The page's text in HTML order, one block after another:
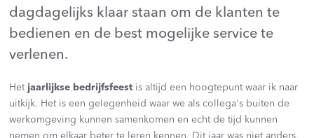
dagdagelijks klaar staan om de klanten te
bedienen en de best mogelijke service te
verlenen.
Hetjaarlijkse bedrijfsfeest is altijd een hoogtepunt waar ik naar
uitkijk. Het is een gelegenheid waar we als collega's buiten de
werkomgeving kunnen samenkomen en echt de tijd kunnen
nemen om elkaar beter te leren kennen. Dit jaar was niet anders,